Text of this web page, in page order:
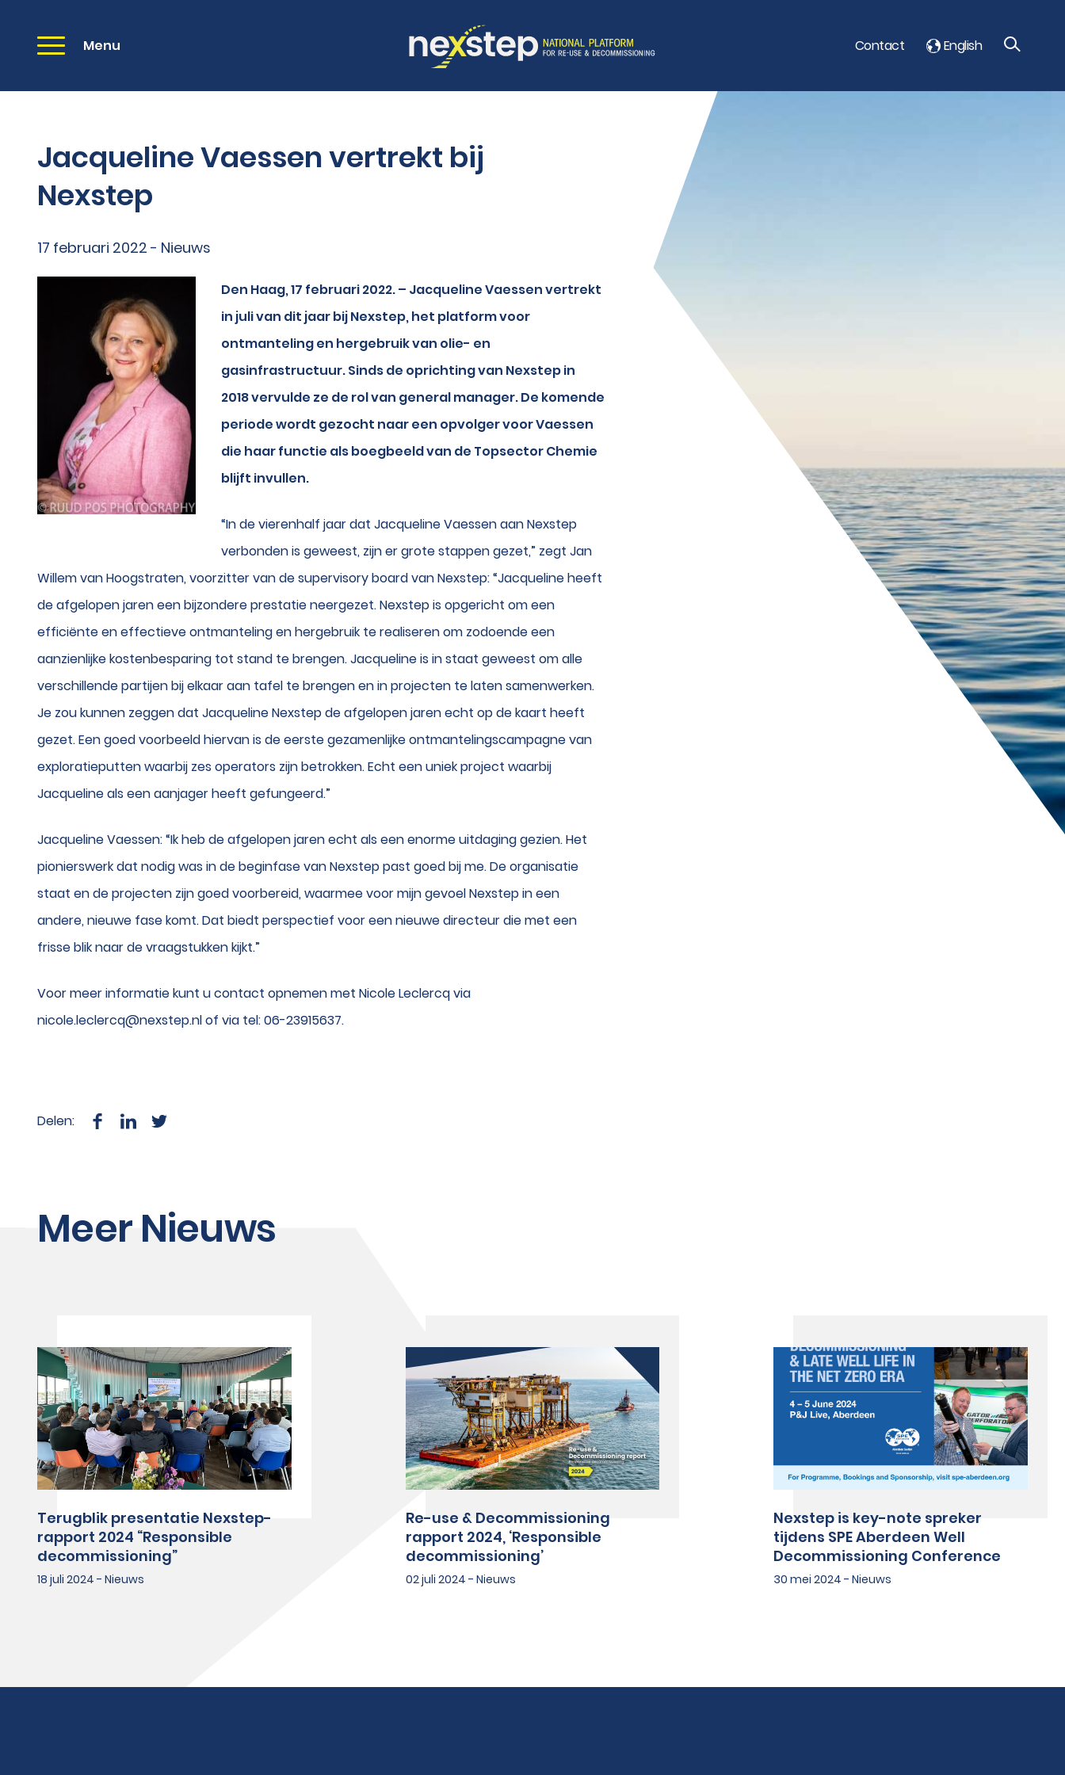
Menu Contact English
Jacqueline Vaessen vertrekt bij
Nexstep
17 februari 2022 - Nieuws
Den Haag, 17 februari 2022. – Jacqueline Vaessen vertrekt
in juli van dit jaar bij Nexstep, het platform voor
ontmanteling en hergebruik van olie- en
gasinfrastructuur. Sinds de oprichting van Nexstep in
2018 vervulde ze de rol van general manager. De komende
periode wordt gezocht naar een opvolger voor Vaessen
die haar functie als boegbeeld van de Topsector Chemie
blijft invullen.
“In de vierenhalf jaar dat Jacqueline Vaessen aan Nexstep
verbonden is geweest, zijn er grote stappen gezet,” zegt Jan
Willem van Hoogstraten, voorzitter van de supervisory board van Nexstep: “Jacqueline heeft
de afgelopen jaren een bijzondere prestatie neergezet. Nexstep is opgericht om een
efficiënte en effectieve ontmanteling en hergebruik te realiseren om zodoende een
aanzienlijke kostenbesparing tot stand te brengen. Jacqueline is in staat geweest om alle
verschillende partijen bij elkaar aan tafel te brengen en in projecten te laten samenwerken.
Je zou kunnen zeggen dat Jacqueline Nexstep de afgelopen jaren echt op de kaart heeft
gezet. Een goed voorbeeld hiervan is de eerste gezamenlijke ontmantelingscampagne van
exploratieputten waarbij zes operators zijn betrokken. Echt een uniek project waarbij
Jacqueline als een aanjager heeft gefungeerd.”
Jacqueline Vaessen: “Ik heb de afgelopen jaren echt als een enorme uitdaging gezien. Het
pionierswerk dat nodig was in de beginfase van Nexstep past goed bij me. De organisatie
staat en de projecten zijn goed voorbereid, waarmee voor mijn gevoel Nexstep in een
andere, nieuwe fase komt. Dat biedt perspectief voor een nieuwe directeur die met een
frisse blik naar de vraagstukken kijkt.”
Voor meer informatie kunt u contact opnemen met Nicole Leclercq via
nicole.leclercq@nexstep.nl of via tel: 06-23915637.
Delen:
Meer Nieuws
Terugblik presentatie Nexstep-
rapport 2024 “Responsible
decommissioning”
18 juli 2024 - Nieuws
Re-use & Decommissioning
rapport 2024, ‘Responsible
decommissioning’
02 juli 2024 - Nieuws
Nexstep is key-note spreker
tijdens SPE Aberdeen Well
Decommissioning Conference
30 mei 2024 - Nieuws